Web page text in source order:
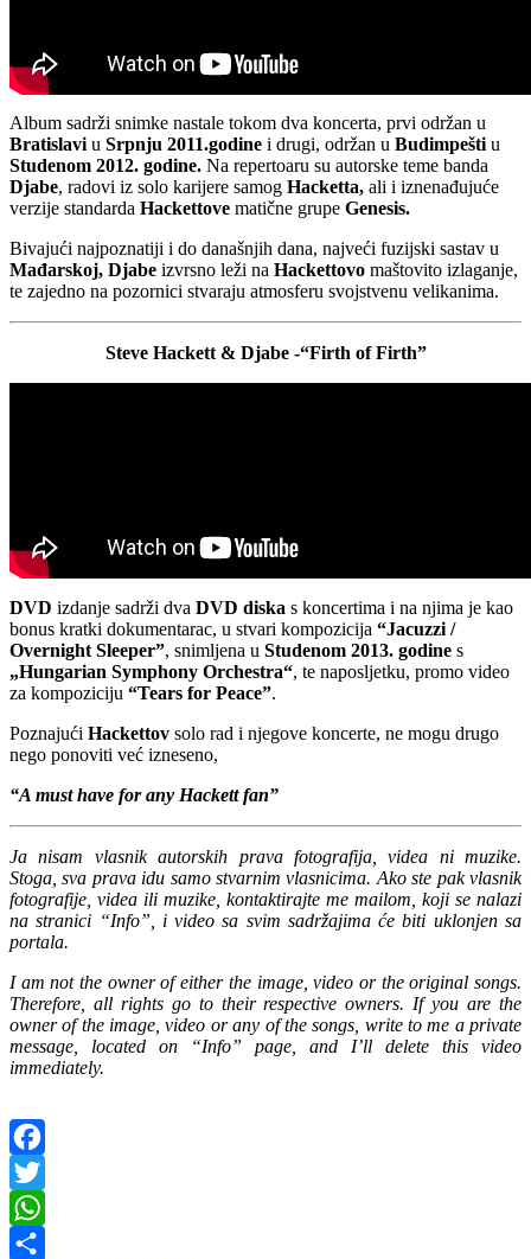
Album sadrži snimke nastale tokom dva koncerta, prvi održan u
Bratislavi u Srpnju 2011.godine i drugi, održan u Budimpešti u
Studenom 2012. godine. Na repertoaru su autorske teme banda
Djabe, radovi iz solo karijere samog Hacketta, ali i iznenađujuće
verzije standarda Hackettove matične grupe Genesis.
Bivajući najpoznatiji i do današnjih dana, najveći fuzijski sastav u
Mađarskoj, Djabe izvrsno leži na Hackettovo maštovito izlaganje,
te zajedno na pozornici stvaraju atmosferu svojstvenu velikanima.
Steve Hackett & Djabe -“Firth of Firth”
DVD izdanje sadrži dva DVD diska s koncertima i na njima je kao
bonus kratki dokumentarac, u stvari kompozicija “Jacuzzi /
Overnight Sleeper”, snimljena u Studenom 2013. godine s
„Hungarian Symphony Orchestra“, te naposljetku, promo video
za kompoziciju “Tears for Peace”.
Poznajući Hackettov solo rad i njegove koncerte, ne mogu drugo
nego ponoviti već izneseno,
“A must have for any Hackett fan”
Ja nisam vlasnik autorskih prava fotografija, videa ni muzike.
Stoga, sva prava idu samo stvarnim vlasnicima. Ako ste pak vlasnik
fotografije, videa ili muzike, kontaktirajte me mailom, koji se nalazi
na stranici “Info”, i video sa svim sadržajima će biti uklonjen sa
portala.
I am not the owner of either the image, video or the original songs.
Therefore, all rights go to their respective owners. If you are the
owner of the image, video or any of the songs, write to me a private
message, located on “Info” page, and I’ll delete this video
immediately.
Facebook
Twitter
WhatsApp